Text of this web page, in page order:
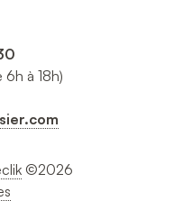
à 18h)
©2026